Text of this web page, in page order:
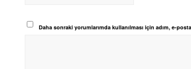
Daha sonraki yorumlarımda kullanılması için adım, e-